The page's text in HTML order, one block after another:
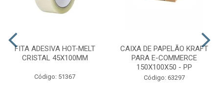
FITA ADESIVA HOT-MELT
CRISTAL 45X100MM
Código: 51367
CAIXA DE PAPELÃO KRAFT
PARA E-COMMERCE
150X100X50 - PP
Código: 63297